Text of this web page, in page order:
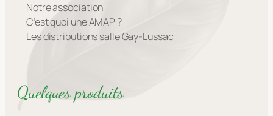
Notre association
C’est quoi une AMAP ?
Les distributions salle Gay-Lussac
Quelques produits